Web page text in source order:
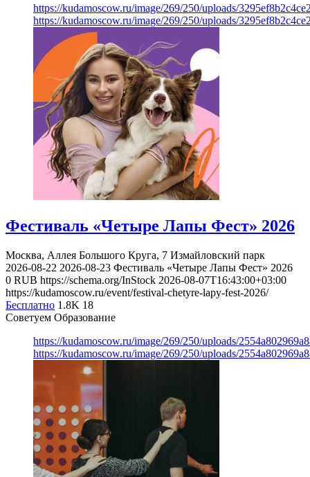
https://kudamoscow.ru/image/269/250/uploads/
https://kudamoscow.ru/image/269/250/uploads/
Фестиваль «Четыре Лапы Фест» 2026
Москва, Аллея Большого Круга, 7 Измайловский парк
2026-08-22 2026-08-23 Фестиваль «Четыре Лапы Фест» 2026
0 RUB https://schema.org/InStock 2026-08-07T16:43:00+03:00
https://kudamoscow.ru/event/festival-chetyre-lapy-fest-2026/
Бесплатно 1.8K 18
Советуем Образование
https://kudamoscow.ru/image/269/250/uploads/
https://kudamoscow.ru/image/269/250/uploads/